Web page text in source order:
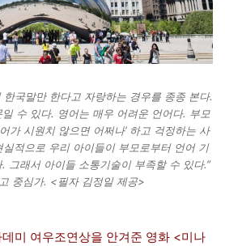
한국말만 한다고 자랑하는 경우를 종종 본다.
수 있다. 영어는 매우 어려운 언어다. 부모
가 시원치 않으면 어쩌나’ 하고 걱정하는 사
적으로 우리 아이들이 부모로부터 언어 기
그래서 아이들 소통기술이 부족할 수 있다.”
중심가. <필자 김정일 제공>
미 여우조연상을 안겨준 영화 <미나